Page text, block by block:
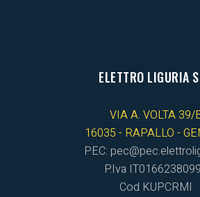
ELETTRO LIGURIA
VIA A. VOLTA 39/
16035 - RAPALLO -
PEC:
P.Iva
Cod KUPCRMI